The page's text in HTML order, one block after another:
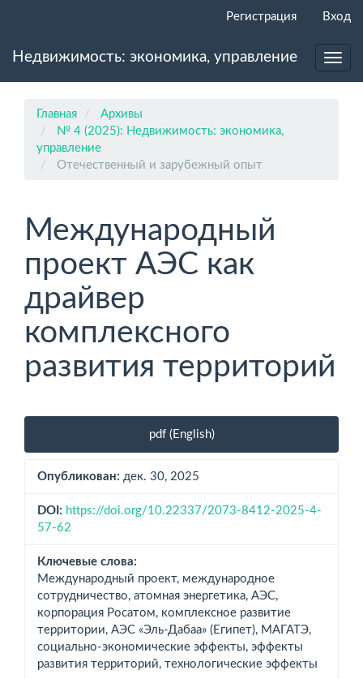
Основное
панель
Регистрация Вход
Недвижимость: экономика, управление
Главная
Архивы
№ 4 (2025): Недвижимость: экономика,
управление
Отечественный и зарубежный опыт
Международный
проект АЭС как
драйвер
комплексного
развития территорий
Боковая
панель
статьи
pdf (English)
Опубликован: дек. 30, 2025
DOI: https://doi.org/10.22337/2073-8412-2025-4-
57-62
Ключевые слова:
Международный проект, международное
сотрудничество, атомная энергетика, АЭС,
корпорация Росатом, комплексное развитие
территории, АЭС «Эль-Дабаа» (Египет), МАГАТЭ,
социально-экономические эффекты, эффекты
развития территорий, технологические эффекты